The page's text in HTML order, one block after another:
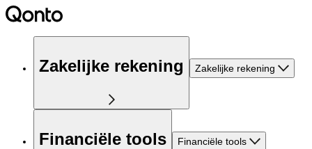
Zakelijke rekening Zakelijke rekening
Financiële tools Financiële tools